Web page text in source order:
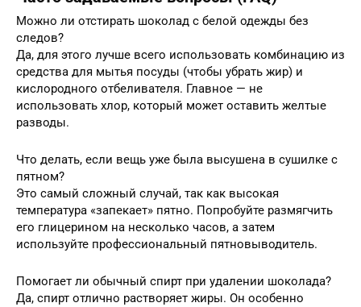
Можно ли отстирать шоколад с белой одежды без
следов?
Да, для этого лучше всего использовать комбинацию из
средства для мытья посуды (чтобы убрать жир) и
кислородного отбеливателя. Главное — не
использовать хлор, который может оставить желтые
разводы.
Что делать, если вещь уже была высушена в сушилке с
пятном?
Это самый сложный случай, так как высокая
температура «запекает» пятно. Попробуйте размягчить
его глицерином на несколько часов, а затем
используйте профессиональный пятновыводитель.
Помогает ли обычный спирт при удалении шоколада?
Да, спирт отлично растворяет жиры. Он особенно